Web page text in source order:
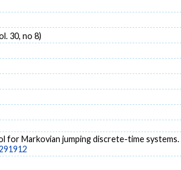
30, no 8)
for Markovian jumping discrete-time systems.